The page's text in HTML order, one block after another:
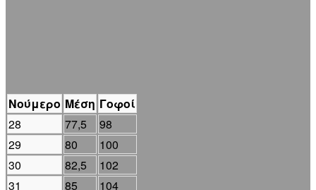
Νούμερο Μέση Γοφοί
28
77,5
98
29
80
100
30
82,5
102
31
85
104